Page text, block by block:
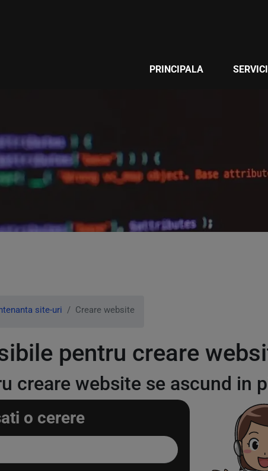
PRINCIPALA
site-uri Creare website
pentru creare
creare website se ascund in
o cerere